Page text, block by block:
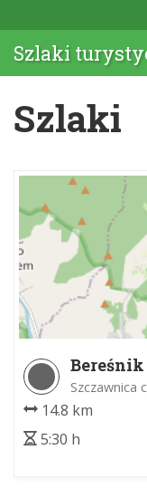
Szlaki
Szlaki
Bereśnik
Szczawnica
14.8 km
5:30 h